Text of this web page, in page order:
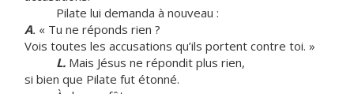
Pilate lui demanda à nouveau :
A. « Tu ne réponds rien ?
Vois toutes les accusations qu’ils portent contre toi. »
L. Mais Jésus ne répondit plus rien,
si bien que Pilate fut étonné.